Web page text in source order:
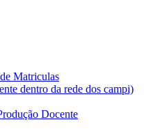
Matriculas
dentro da rede dos campi)
Docente